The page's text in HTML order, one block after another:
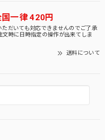
国一律 420円
だいても対応できませんのでご了承
時に日時指定の操作が出来てしま
送料について